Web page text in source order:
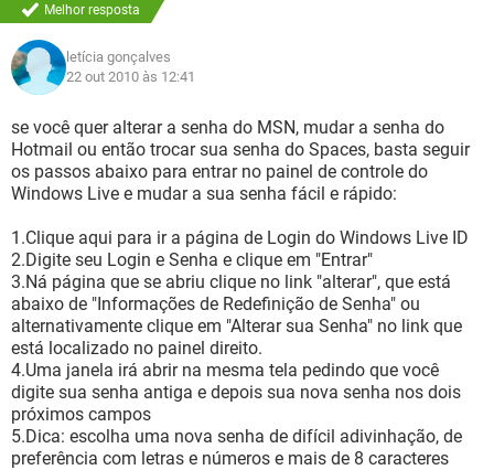
Melhor resposta
letícia gonçalves
22 out 2010 às 12:41
se você quer alterar a senha do MSN, mudar a senha do
Hotmail ou então trocar sua senha do Spaces, basta seguir
os passos abaixo para entrar no painel de controle do
Windows Live e mudar a sua senha fácil e rápido:
1.Clique aqui para ir a página de Login do Windows Live ID
2.Digite seu Login e Senha e clique em "Entrar"
3.Ná página que se abriu clique no link "alterar", que está
abaixo de "Informações de Redefinição de Senha" ou
alternativamente clique em "Alterar sua Senha" no link que
está localizado no painel direito.
4.Uma janela irá abrir na mesma tela pedindo que você
digite sua senha antiga e depois sua nova senha nos dois
próximos campos
5.Dica: escolha uma nova senha de difícil adivinhação, de
preferência com letras e números e mais de 8 caracteres